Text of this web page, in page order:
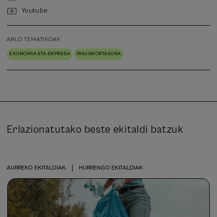
Youtube
ARLO TEMATIKOAK
EKONOMIA ETA ENPRESA IRAUNKORTASUNA
Erlazionatutako beste ekitaldi batzuk
AURREKO EKITALDIAK HURRENGO EKITALDIAK